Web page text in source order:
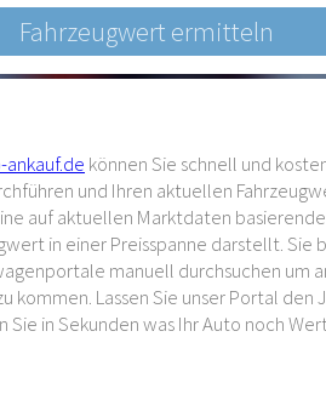
können Sie schnell und
und Ihren aktuellen
auf aktuellen Marktdaten
in einer Preisspanne darstellt. Sie
manuell durchsuchen um
kommen. Lassen Sie unser Portal den
Sie in Sekunden was Ihr Auto noch